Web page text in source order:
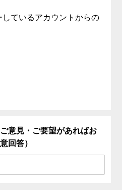
しているアカウントからの
意見・ご要望があればお
回答）